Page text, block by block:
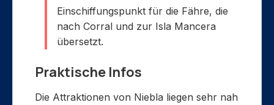
Einschiffungspunkt für die Fähre, die
nach Corral und zur Isla Mancera
übersetzt.
Praktische Infos
Die Attraktionen von Niebla liegen sehr nah